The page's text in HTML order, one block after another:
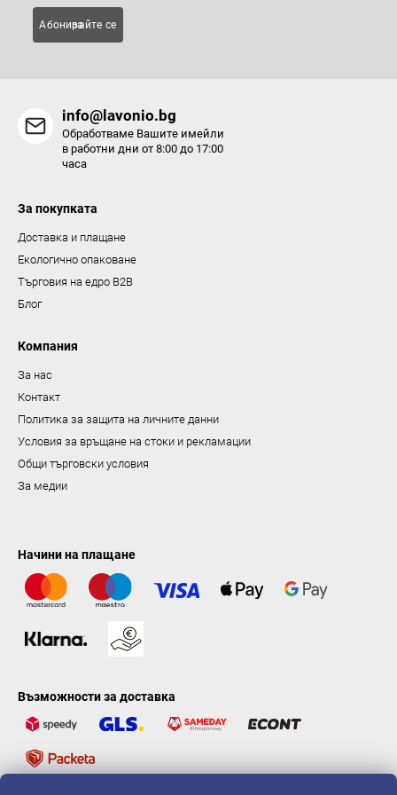
Абонирайте се за
info@lavonio.bg
Обработваме Вашите имейли
в работни дни от 8:00 до 17:00
часа
За покупката
Доставка и плащане
Екологично опаковане
Търговия на едро B2B
Блог
Компания
За нас
Контакт
Политика за защита на личните данни
Условия за връщане на стоки и рекламации
Общи търговски условия
За медии
Начини на плащане
Възможности за доставка